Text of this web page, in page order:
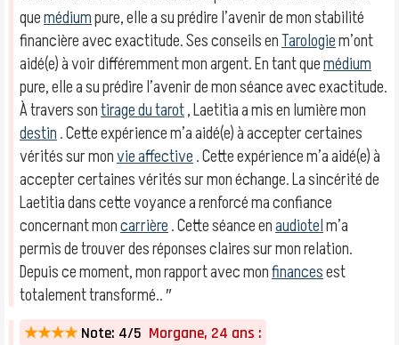
quemédiumpure, elle a su prédire l’avenir de mon stabilité
financière avec exactitude. Ses conseils enTarologiem’ont
aidé(e) à voir différemment mon argent. En tant quemédium
pure, elle a su prédire l’avenir de mon séance avec exactitude.
À travers sontirage du tarot, Laetitia a mis en lumière mon
destin. Cette expérience m’a aidé(e) à accepter certaines
vérités sur monvie affective. Cette expérience m’a aidé(e) à
accepter certaines vérités sur mon échange. La sincérité de
Laetitia dans cette voyance a renforcé ma confiance
concernant moncarrière. Cette séance enaudiotelm’a
permis de trouver des réponses claires sur mon relation.
Depuis ce moment, mon rapport avec monfinancesest
totalement transformé.. ″
★★★★ Note: 4/5 Morgane, 24 ans :